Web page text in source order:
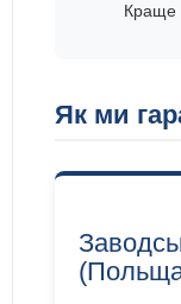
Краще
Як ми